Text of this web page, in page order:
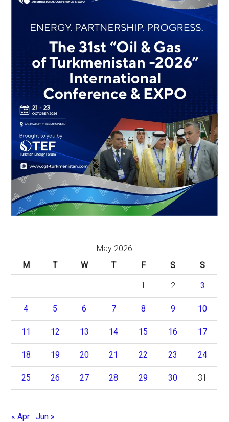
May 2026
M
T W T F S S
1 2 3
4 5 6 7 8 9 10
11 12 13 14 15 16 17
18 19 20 21 22 23 24
25 26 27 28 29 30 31
« Apr Jun »